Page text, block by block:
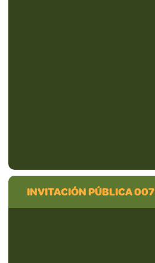
INVITACIÓN PÚBLICA 007